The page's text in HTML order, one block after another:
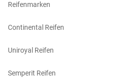
Reifenmarken
Continental Reifen
Uniroyal Reifen
Semperit Reifen